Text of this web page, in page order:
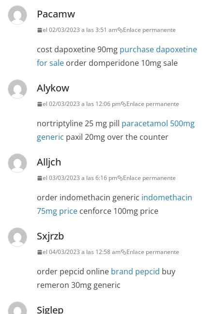
Pacamw
el 02/03/2023 a las 3:51 am Enlace permanente
cost dapoxetine 90mg purchase dapoxetine
for sale order domperidone 10mg sale
Alykow
el 02/03/2023 a las 12:06 pm Enlace permanente
nortriptyline 25 mg pill paracetamol 500mg
generic paxil 20mg over the counter
Alljch
el 03/03/2023 a las 6:16 pm Enlace permanente
order indomethacin generic indomethacin
75mg price cenforce 100mg price
Sxjrzb
el 04/03/2023 a las 12:58 am Enlace permanente
order pepcid online brand pepcid buy
remeron 30mg generic
Siglep